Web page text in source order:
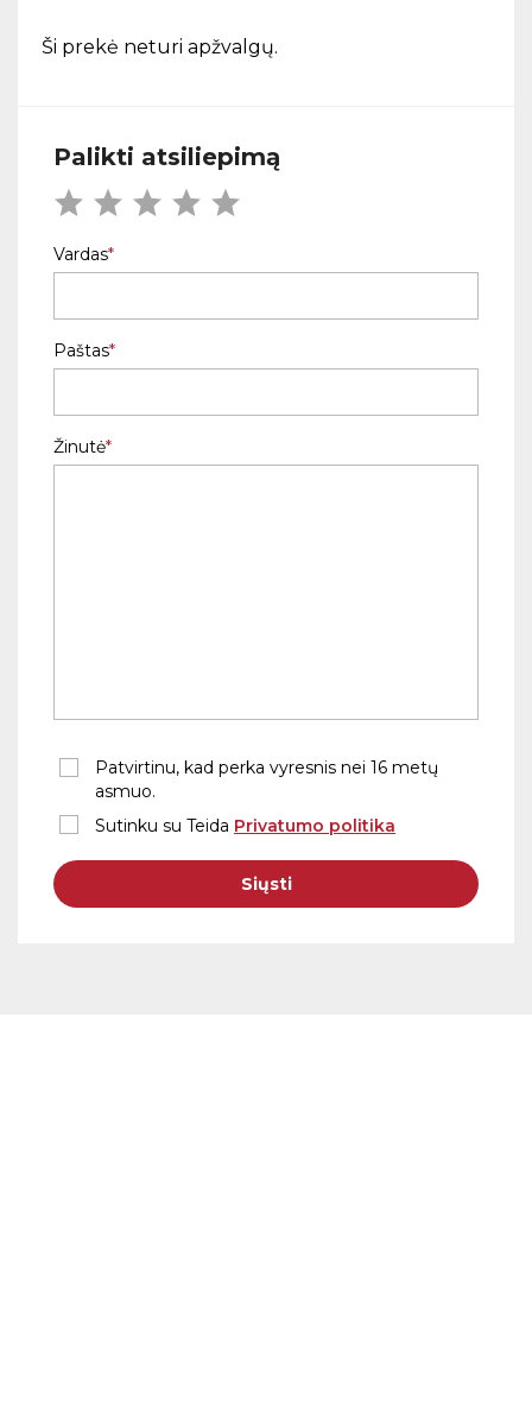
Ši prekė neturi apžvalgų.
Palikti atsiliepimą
Vardas
Paštas
Žinutė
Patvirtinu, kad perka vyresnis nei 16 metų
asmuo.
Sutinku su Teida Privatumo politika